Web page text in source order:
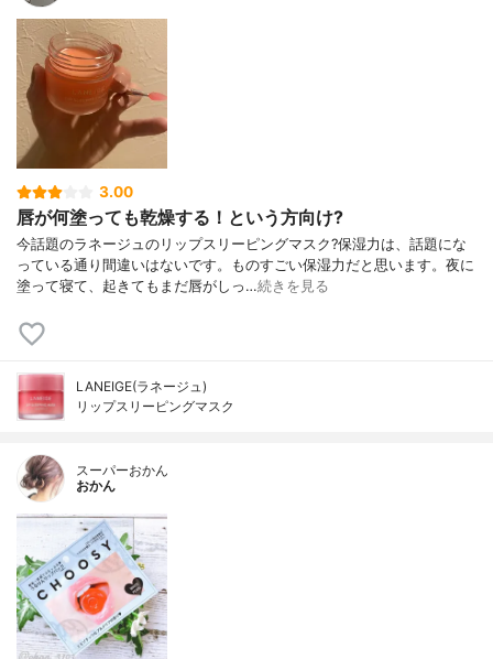
3.00
唇が何塗っても乾燥する！という方向け?
今話題のラネージュのリップスリーピングマスク?保湿力は、話題にな
っている通り間違いはないです。ものすごい保湿力だと思います。夜に
塗って寝て、起きてもまだ唇がしっ…続きを見る
LANEIGE(ラネージュ)
リップスリーピングマスク
スーパーおかん
おかん